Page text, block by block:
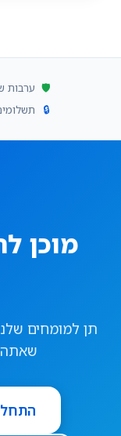
🛡️ ערבות
🔒
תן למומחים
התחל